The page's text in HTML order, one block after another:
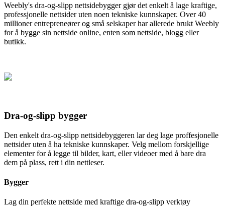
Weebly's dra-og-slipp nettsidebygger gjør det enkelt å lage kraftige,
professjonelle nettsider uten noen tekniske kunnskaper. Over 40
millioner entrepreneører og små selskaper har allerede brukt Weebly
for å bygge sin nettside online, enten som nettside, blogg eller
butikk.
Dra-og-slipp bygger
Den enkelt dra-og-slipp nettsidebyggeren lar deg lage proffesjonelle
nettsider uten å ha tekniske kunnskaper. Velg mellom forskjellige
elementer for å legge til bilder, kart, eller videoer med å bare dra
dem på plass, rett i din nettleser.
Bygger
Lag din perfekte nettside med kraftige dra-og-slipp verktøy